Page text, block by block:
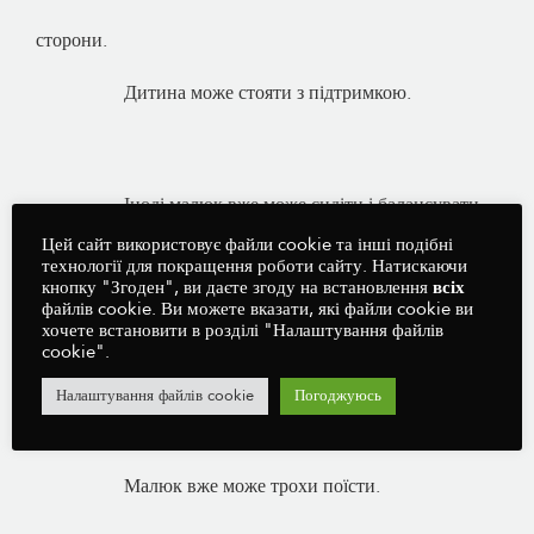
сторони.
Дитина може стояти з підтримкою.
Іноді малюк вже може сидіти і балансувати
на руках.
Немовлята намагаються зайняти повзаюче
Малюк вже може трохи поїсти.
Цей сайт використовує файли cookie та інші подібні
технології для покращення роботи сайту. Натискаючи
кнопку "Згоден", ви даєте згоду на встановлення всіх
файлів cookie. Ви можете вказати, які файли cookie ви
хочете встановити в розділі "Налаштування файлів
cookie".
Налаштування файлів cookie Погоджуюсь